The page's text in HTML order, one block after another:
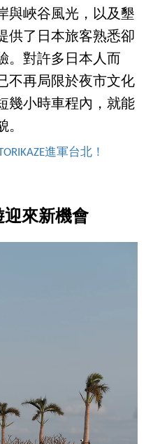
與峽谷風光，以及墾
供了日本旅客熟悉卻
。對許多日本人而
不再局限於夜市文化
幾小時車程內，就能
。
進軍台北！
迎來新機會